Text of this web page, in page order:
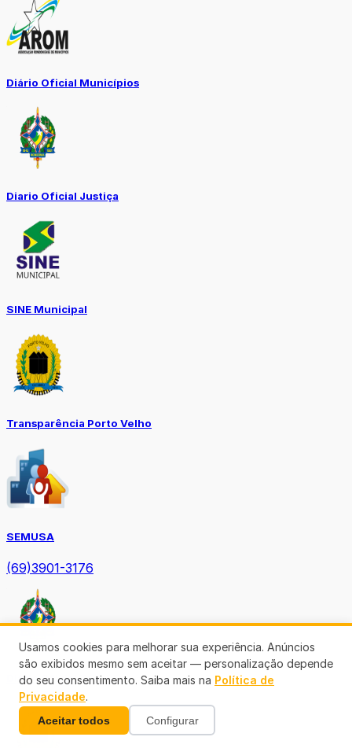
Diário Oficial Municípios
Diario Oficial Justiça
SINE Municipal
Transparência Porto Velho
SEMUSA
(69)3901-3176
Diário Oficial TCE-RO
Usamos cookies para melhorar sua experiência. Anúncios
são exibidos mesmo sem aceitar — personalização depende
do seu consentimento. Saiba mais na Política de
Privacidade.
Aceitar todos Configurar